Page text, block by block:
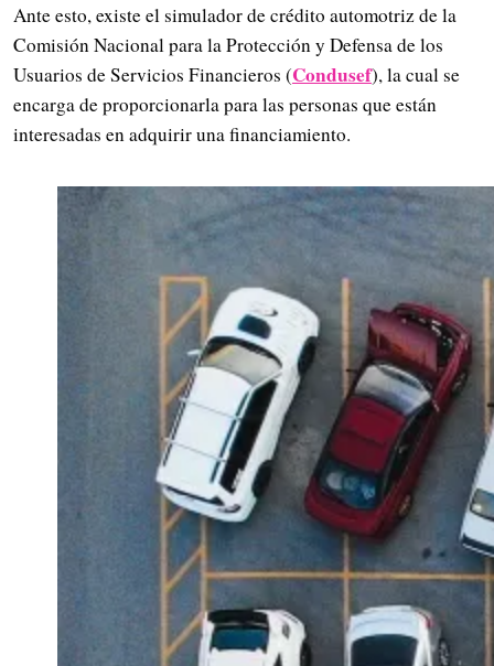
Ante esto, existe el simulador de crédito automotriz de la
Comisión Nacional para la Protección y Defensa de los
Usuarios de Servicios Financieros (Condusef), la cual se
encarga de proporcionarla para las personas que están
interesadas en adquirir una financiamiento.